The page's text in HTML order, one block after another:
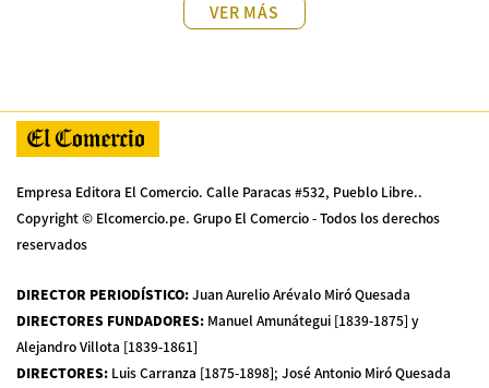
VER MÁS
Empresa Editora El Comercio. Calle Paracas #532, Pueblo Libre..
Copyright © Elcomercio.pe. Grupo El Comercio - Todos los derechos
reservados
DIRECTOR PERIODÍSTICO:Juan Aurelio Arévalo Miró Quesada
DIRECTORES FUNDADORES: Manuel Amunátegui [1839-1875] y
Alejandro Villota [1839-1861]
DIRECTORES: Luis Carranza [1875-1898]; José Antonio Miró Quesada